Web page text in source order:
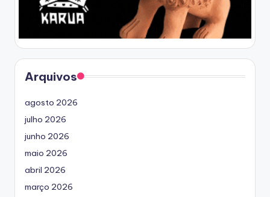
Arquivos
agosto 2026
julho 2026
junho 2026
maio 2026
abril 2026
março 2026